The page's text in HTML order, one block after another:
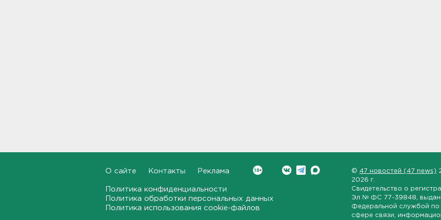
Ученые пришли к выводу, что
О сайте Контакты Реклама
Политика конфиденциальности
Политика обработки персональных данных
Политика использования cookie-файлов
© 47 новостей (47 news)
2026 г.
Свидетельство о
Эл № ФС 77-39848 ,
Федеральной службой по
сфере связи,